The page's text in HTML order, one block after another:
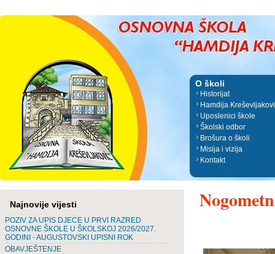
O školi
Historijat
Hamdija
Uposlenici škole
Školski odbor
Brošura o školi
Misija i vizija
Kontakt
Najnovije vijesti
POZIV ZA UPIS DJECE U PRVI RAZRED
OSNOVNE ŠKOLE U ŠKOLSKOJ 2026/2027.
GODINI - AUGUSTOVSKI UPISNI ROK
OBAVJEŠTENJE